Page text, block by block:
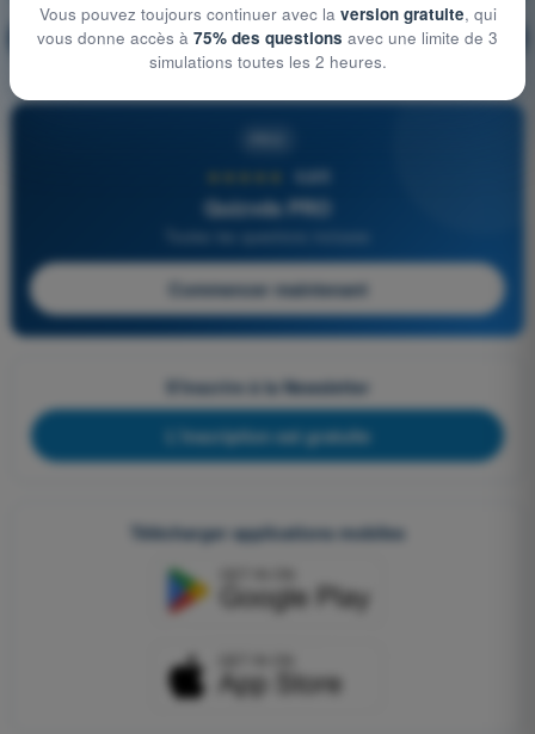
🔒 PRO Explication de la question
4,6/5
Quizvds PRO
Commencer maintenant
S'inscrire à la Newsletter
L'inscription est gratuite
Télécharger applications mobiles
Vous pouvez toujours continuer avec la version gratuite, qui
vous donne accès à 75% des questions avec une limite de 3
simulations toutes les 2 heures.